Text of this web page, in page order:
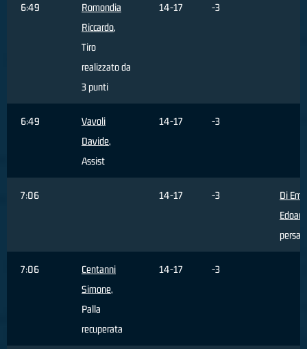
6:49
Romondia
Riccardo,
Tiro
realizzato da
3 punti
14-17 -3
6:49
Vavoli
Davide,
Assist
14-17 -3
7:06 14-17 -3
Di
persa
7:06
Centanni
Simone,
Palla
recuperata
14-17 -3